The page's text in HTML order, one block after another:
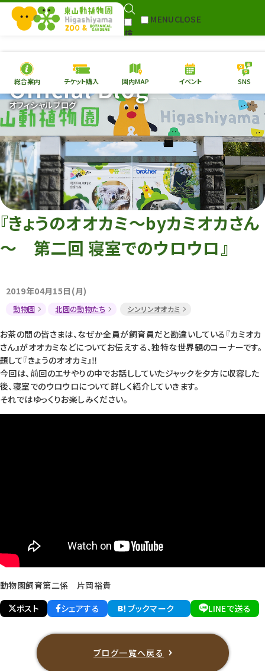
検
MENUCLOSE
本日の開園情報 チケ
園内MAP イベント
総合案内
動物園 植物園
再生プラン
東山動植物園
への支援
環境教育
サイトマップ
総合案内 チケット購入 園内MAP イベント SNS
オフィシャルブログ
Official Blog
『きょうのオオカミ～byカミオカさん
～ 第二回 寝室でのウロウロ』
2019年04月15日(月)
動物園 北園の動物たち シンリンオオカミ
お茶の間の皆さまは、なぜか全員が飼育員だと勘違いしている『カミオカ
さん』がオオカミなどについてお伝えする、独特な世界観のコーナーです。
題して『きょうのオオカミ』‼
今回は、前回のエサやりの中でお話ししていたジャックを夕方に収容した
後、寝室でのウロウロについて詳しく紹介していきます。
それではゆっくりお楽しみください。
動物園飼育第二係 片岡裕貴
ポスト
シェアする ブックマーク LINEで送る
ブログ一覧へ戻る